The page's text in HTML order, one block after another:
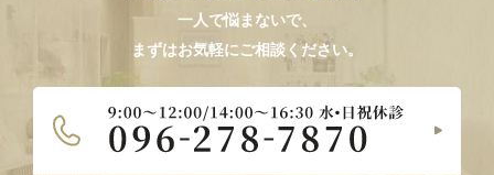
一人で悩まないで、
まずはお気軽にご相談ください。